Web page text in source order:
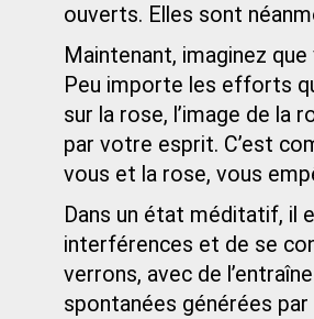
ouverts. Elles sont
Maintenant, imaginez
Peu importe les efforts
sur la rose, l’image de la
par votre esprit. C’est
vous et la rose, vous
Dans un état méditatif, il
interférences et de se
verrons, avec de
spontanées générées